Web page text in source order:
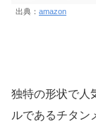
出典： amazon
独特の形状で人
ルであるチタン